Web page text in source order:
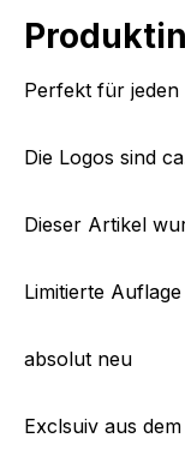
Perfekt für jeden
Die Logos sind
Dieser Artikel
Limitierte
absolut neu
Exclsuiv aus